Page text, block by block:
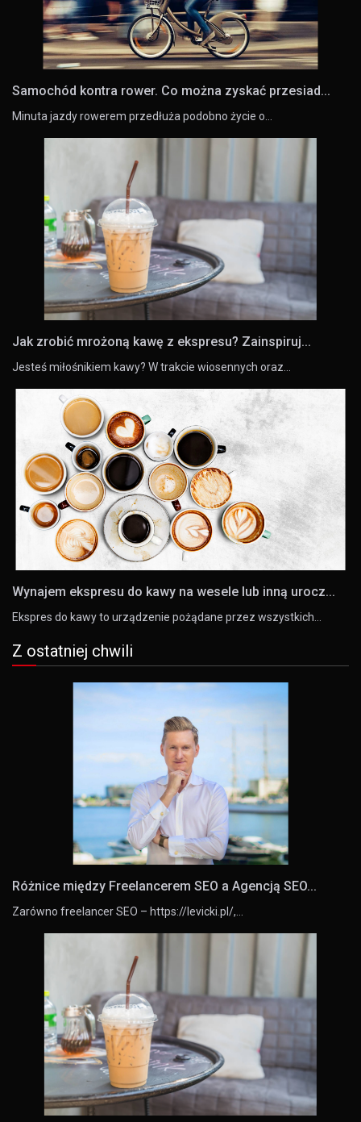
Samochód kontra rower. Co można zyskać przesiad...
Minuta jazdy rowerem przedłuża podobno życie o…
Jak zrobić mrożoną kawę z ekspresu? Zainspiruj...
Jesteś miłośnikiem kawy? W trakcie wiosennych oraz…
Wynajem ekspresu do kawy na wesele lub inną urocz...
Ekspres do kawy to urządzenie pożądane przez wszystkich…
Z ostatniej chwili
Różnice między Freelancerem SEO a Agencją SEO...
Zarówno freelancer SEO – https://levicki.pl/,…